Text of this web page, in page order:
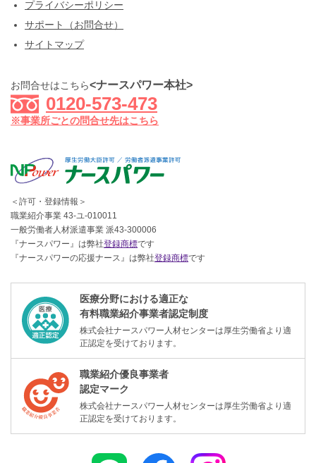
プライバシーポリシー
サポート（お問合せ）
サイトマップ
お問合せはこちら<ナースパワー本社>
0120-573-473
※事業所ごとの問合せ先はこちら
＜許可・登録情報＞
職業紹介事業 43-ユ-010011
一般労働者人材派遣事業 派43-300006
『ナースパワー』は弊社登録商標です
『ナースパワーの応援ナース』は弊社登録商標です
医療分野における適正な
有料職業紹介事業者認定制度
株式会社ナースパワー人材センターは厚生労働省より適
正認定を受けております。
職業紹介優良事業者
認定マーク
株式会社ナースパワー人材センターは厚生労働省より適
正認定を受けております。